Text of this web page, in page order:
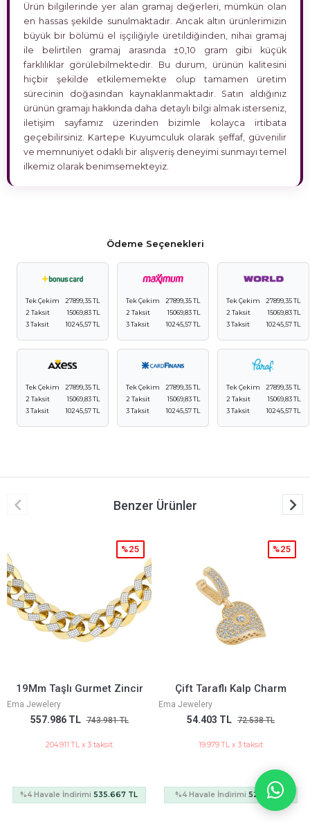
Ürün bilgilerinde yer alan gramaj değerleri, mümkün olan
en hassas şekilde sunulmaktadır. Ancak altın ürünlerimizin
büyük bir bölümü el işçiliğiyle üretildiğinden, nihai gramaj
ile belirtilen gramaj arasında ±0,10 gram gibi küçük
farklılıklar görülebilmektedir. Bu durum, ürünün kalitesini
hiçbir şekilde etkilememekte olup tamamen üretim
sürecinin doğasından kaynaklanmaktadır. Satın aldığınız
ürünün gramajı hakkında daha detaylı bilgi almak isterseniz,
iletişim sayfamız üzerinden bizimle kolayca irtibata
geçebilirsiniz. Kartepe Kuyumculuk olarak şeffaf, güvenilir
ve memnuniyet odaklı bir alışveriş deneyimi sunmayı temel
ilkemiz olarak benimsemekteyiz.
Ödeme Seçenekleri
Tek Çekim
27899,35 TL
2 Taksit
15069,83 TL
3 Taksit
10245,57 TL
Tek Çekim
27899,35 TL
2 Taksit
15069,83 TL
3 Taksit
10245,57 TL
Tek Çekim
27899,35 TL
2 Taksit
15069,83 TL
3 Taksit
10245,57 TL
Tek Çekim
27899,35 TL
2 Taksit
15069,83 TL
3 Taksit
10245,57 TL
Tek Çekim
27899,35 TL
2 Taksit
15069,83 TL
3 Taksit
10245,57 TL
Tek Çekim
27899,35 TL
2 Taksit
15069,83 TL
3 Taksit
10245,57 TL
Benzer Ürünler
Gurmet Zincir
743.981 TL
535.667 TL
Çift Taraflı Kalp Charm
54.403 TL 72.538 TL
%4 Havale İndirimi52.227 TL
Anka
48.824
%4 Havale